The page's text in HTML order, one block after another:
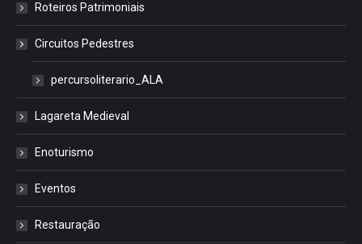
Roteiros Patrimoniais
Circuitos Pedestres
percursoliterario_ALA
Lagareta Medieval
Enoturismo
Eventos
Restauração